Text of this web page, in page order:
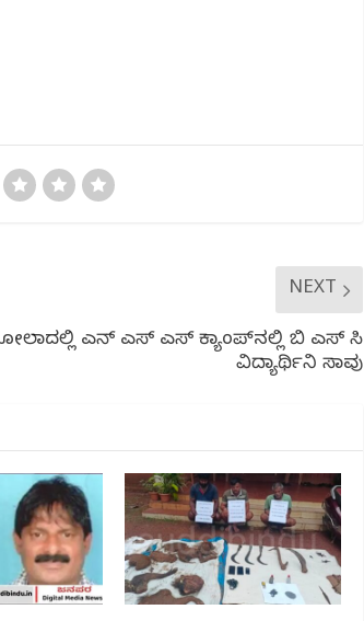
NEXT
ಎನ್ ಎಸ್ ಎಸ್ ಕ್ಯಾಂಪ್‌ನಲ್ಲಿ ಬಿ ಎಸ್ ಸಿ
ವಿದ್ಯಾರ್ಥಿನಿ ಸಾವು